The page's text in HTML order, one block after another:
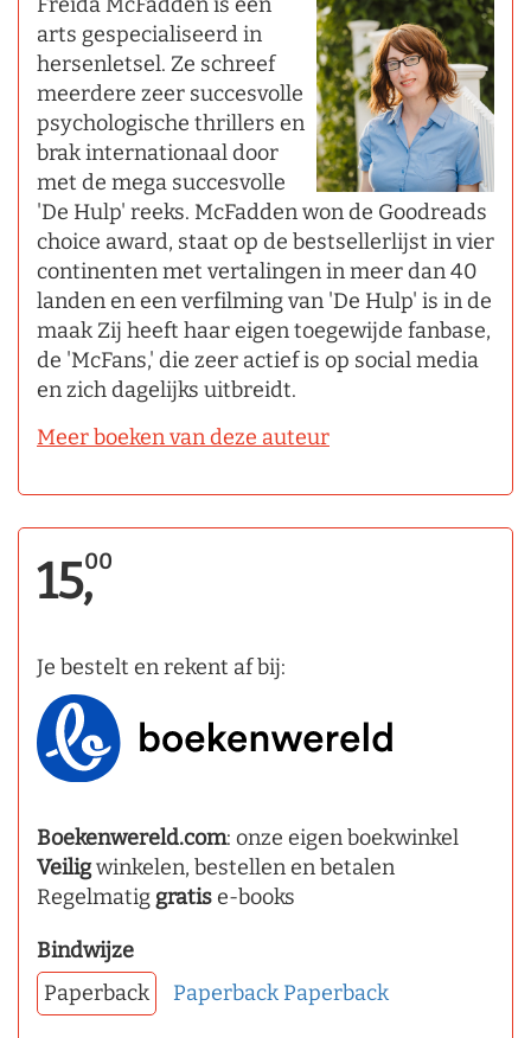
arts gespecialiseerd in
hersenletsel. Ze schreef
meerdere zeer succesvolle
psychologische thrillers en
brak internationaal door
met de mega succesvolle
'De Hulp' reeks. McFadden won de Goodreads
choice award, staat op de bestsellerlijst in vier
continenten met vertalingen in meer dan 40
landen en een verfilming van 'De Hulp' is in de
maak Zij heeft haar eigen toegewijde fanbase,
de 'McFans,' die zeer actief is op social media
en zich dagelijks uitbreidt.
Meer boeken van deze auteur
15,00
Je bestelt en rekent af bij:
Boekenwereld.com: onze eigen boekwinkel
Veiligwinkelen, bestellen en betalen
Regelmatig gratise-books
Bindwijze
Paperback
Paperback Paperback